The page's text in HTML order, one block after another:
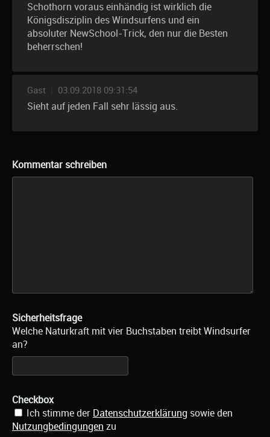
Schothorn voraus einhändig ist wirklich die
Königsdisziplin des Windsurfens und ein
absoluter NewSchool-Trick, den nur die Besten
beherrschen!
Gast 03.09.2018 09:31:54
Sieht auf jeden Fall sehr lässig aus.
Kommentar schreiben
Sicherheitsfrage
Welche Naturkraft mit vier Buchstaben treibt Windsurfer
an?
Checkbox
Ich stimme der Datenschutzerklärung sowie den
Nutzungbedingungen zu